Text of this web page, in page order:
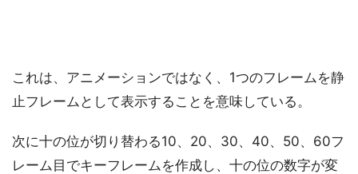
これは、アニメーションではなく、1つのフレームを静
止フレームとして表示することを意味している。
次に十の位が切り替わる10、20、30、40、50、60フ
レーム目でキーフレームを作成し、十の位の数字が変